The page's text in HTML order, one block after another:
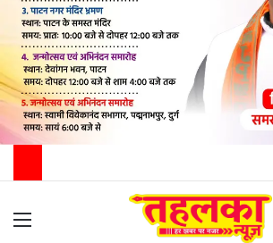
Menu